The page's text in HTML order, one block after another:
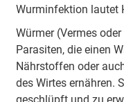
Alternativen
Was
Wurminfektion lautet
Würmer (Vermes
Parasiten, die einen
Nährstoffen oder
des Wirtes ernähren.